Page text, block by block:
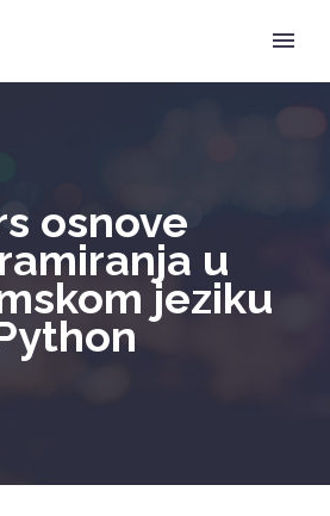
osnove
u
jeziku